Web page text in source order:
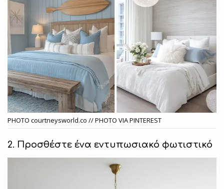
PHOTO courtneysworld.co // PHOTO VIA PINTEREST
2. Προσθέστε ένα εντυπωσιακό φωτιστικό